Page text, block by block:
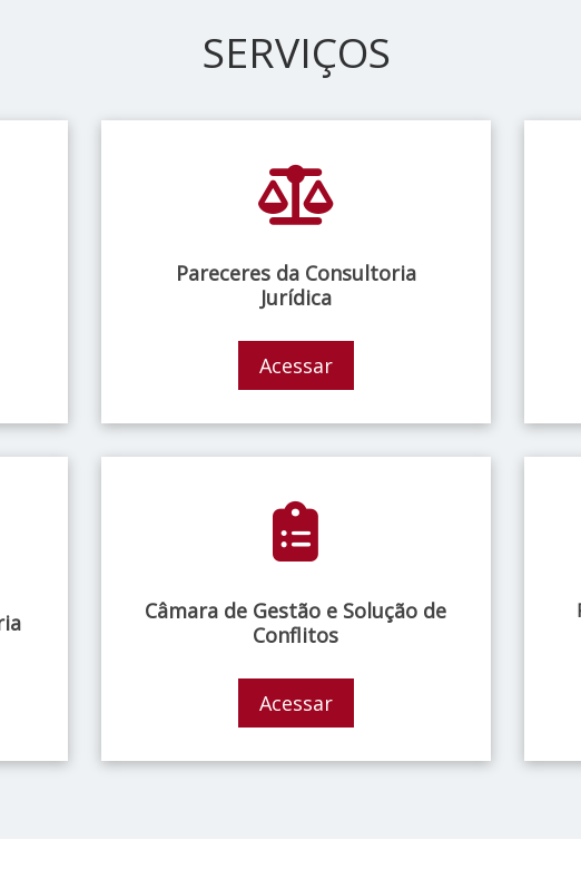
SERVIÇOS
Pareceres da Consultoria
Jurídica
Acessar
Câmara de Gestão e Solução de
Conflitos
Acessar